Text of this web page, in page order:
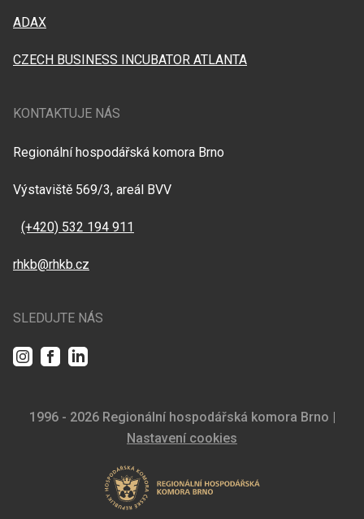
ADAX
CZECH BUSINESS INCUBATOR ATLANTA
KONTAKTUJE NÁS
Regionální hospodářská komora Brno
Výstaviště 569/3, areál BVV
(+420) 532 194 911
rhkb@rhkb.cz
SLEDUJTE NÁS
InstagramFacebookLinkedIn
1996 - 2026 Regionální hospodářská komora Brno |
Nastavení cookies